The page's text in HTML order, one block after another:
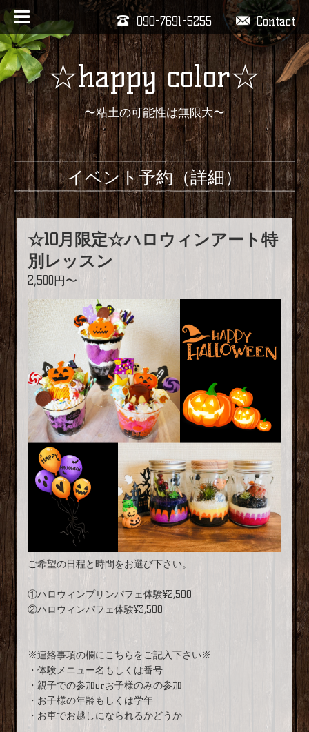
Contact
090-7691-5255
☆happy color☆
〜粘土の可能性は無限大〜
イベント予約（詳細）
☆10月限定☆ハロウィンアート特
別レッスン
2,500円〜
ご希望の日程と時間をお選び下さい。
①ハロウィンプリンパフェ体験¥2,500
②ハロウィンパフェ体験¥3,500
※連絡事項の欄にこちらをご記入下さい※
・体験メニュー名もしくは番号
・親子での参加orお子様のみの参加
・お子様の年齢もしくは学年
・お車でお越しになられるかどうか